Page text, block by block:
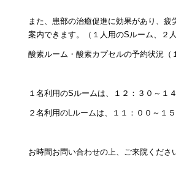
また、患部の治癒促進に効果があり、
案内できます。（１人用のSルーム、２
酸素ルーム・酸素カプセルの予約状況（
１名利用のSルームは、１２：３０～１
２名利用のLルームは、１１：００～１
お時間お問い合わせの上、ご来院くださ